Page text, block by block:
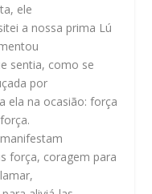
ele
a nossa prima Lú
sentia, como se
por
ela na ocasião: força
força, coragem para